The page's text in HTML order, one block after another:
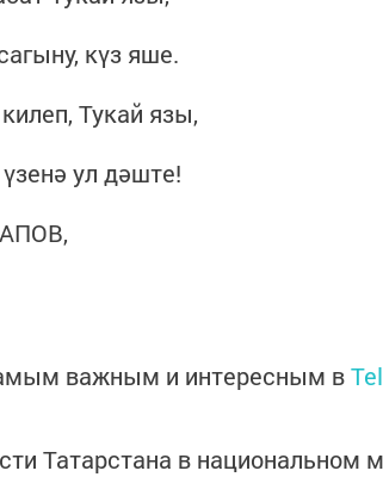
күз яше.
Тукай язы,
ул дәште!
важным и интересным в
Татарстана в национальном